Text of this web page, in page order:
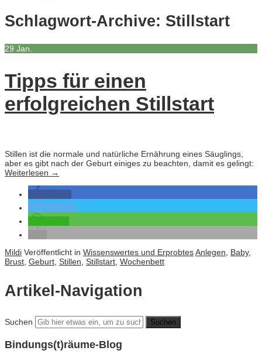
Schlagwort-Archive: Stillstart
29 Jan.
Tipps für einen
erfolgreichen Stillstart
Stillen ist die normale und natürliche Ernährung eines Säuglings,
aber es gibt nach der Geburt einiges zu beachten, damit es gelingt:
Weiterlesen →
Mildi Veröffentlicht in Wissenswertes und ErprobtesAnlegen, Baby,
Brust, Geburt, Stillen, Stillstart, Wochenbett
Artikel-Navigation
Suchen
Bindungs(t)räume-Blog